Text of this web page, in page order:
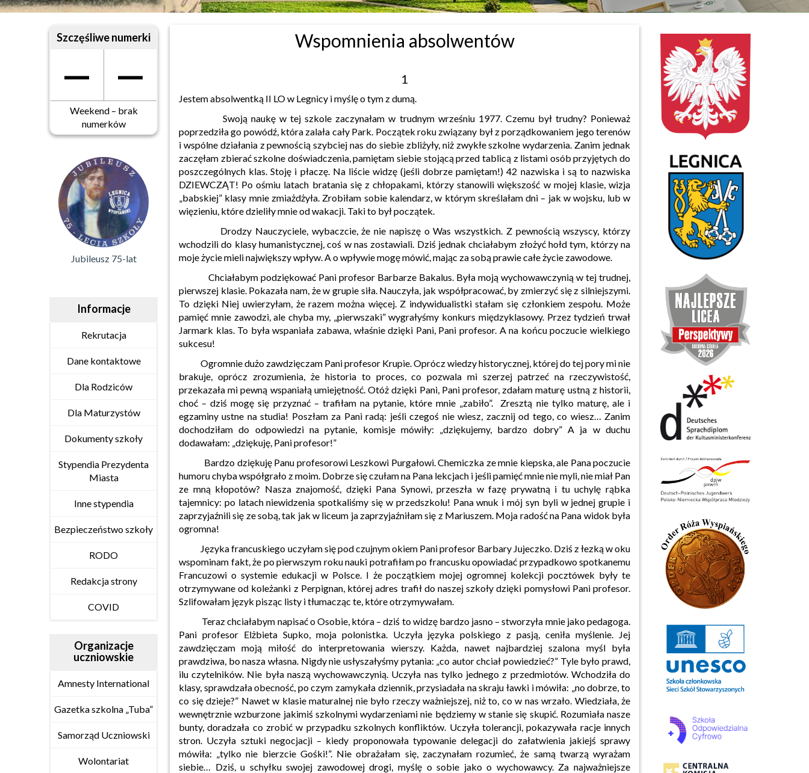
Szczęśliwe numerki
— —
Weekend – brak
numerków
Jubileusz 75-lat
Informacje
Rekrutacja
Dane kontaktowe
Dla Rodziców
Dla Maturzystów
Dokumenty szkoły
Stypendia Prezydenta
Miasta
Inne stypendia
Bezpieczeństwo szkoły
RODO
Redakcja strony
COVID
Organizacje
uczniowskie
Amnesty International
Gazetka szkolna „Tuba”
Samorząd Uczniowski
Wolontariat
Wspomnienia absolwentów
1
Jestem absolwentką II LO w Legnicy i myślę o tym z dumą.
Swoją naukę w tej szkole zaczynałam w trudnym wrześniu 1977. Czemu był trudny? Ponieważ
poprzedziła go powódź, która zalała cały Park. Początek roku związany był z porządkowaniem jego terenów
i wspólne działania z pewnością szybciej nas do siebie zbliżyły, niż zwykłe szkolne wydarzenia. Zanim jednak
zaczęłam zbierać szkolne doświadczenia, pamiętam siebie stojącą przed tablicą z listami osób przyjętych do
poszczególnych klas. Stoję i płaczę. Na liście widzę (jeśli dobrze pamiętam!) 42 nazwiska i są to nazwiska
DZIEWCZĄT! Po ośmiu latach bratania się z chłopakami, którzy stanowili większość w mojej klasie, wizja
„babskiej” klasy mnie zmiażdżyła. Zrobiłam sobie kalendarz, w którym skreślałam dni – jak w wojsku, lub w
więzieniu, które dzieliły mnie od wakacji. Taki to był początek.
Drodzy Nauczyciele, wybaczcie, że nie napiszę o Was wszystkich. Z pewnością wszyscy, którzy
wchodzili do klasy humanistycznej, coś w nas zostawiali. Dziś jednak chciałabym złożyć hołd tym, którzy na
moje życie mieli największy wpływ. A o wpływie mogę mówić, mając za sobą prawie całe życie zawodowe.
Chciałabym podziękować Pani profesor Barbarze Bakalus. Była moją wychowawczynią w tej trudnej,
pierwszej klasie. Pokazała nam, że w grupie siła. Nauczyła, jak współpracować, by zmierzyć się z silniejszymi.
To dzięki Niej uwierzyłam, że razem można więcej. Z indywidualistki stałam się członkiem zespołu. Może
pamięć mnie zawodzi, ale chyba my, „pierwszaki” wygrałyśmy konkurs międzyklasowy. Przez tydzień trwał
Jarmark klas. To była wspaniała zabawa, właśnie dzięki Pani, Pani profesor. A na końcu poczucie wielkiego
sukcesu!
Ogromnie dużo zawdzięczam Pani profesor Krupie. Oprócz wiedzy historycznej, której do tej pory mi nie
brakuje, oprócz zrozumienia, że historia to proces, co pozwala mi szerzej patrzeć na rzeczywistość,
przekazała mi pewną wspaniałą umiejętność. Otóż dzięki Pani, Pani profesor, zdałam maturę ustną z historii,
choć – dziś mogę się przyznać – trafiłam na pytanie, które mnie „zabiło”. Zresztą nie tylko maturę, ale i
egzaminy ustne na studia! Poszłam za Pani radą: jeśli czegoś nie wiesz, zacznij od tego, co wiesz… Zanim
dochodziłam do odpowiedzi na pytanie, komisje mówiły: „dziękujemy, bardzo dobry” A ja w duchu
dodawałam: „dziękuję, Pani profesor!”
Bardzo dziękuję Panu profesorowi Leszkowi Purgałowi. Chemiczka ze mnie kiepska, ale Pana poczucie
humoru chyba współgrało z moim. Dobrze się czułam na Pana lekcjach i jeśli pamięć mnie nie myli, nie miał Pan
ze mną kłopotów? Nasza znajomość, dzięki Pana Synowi, przeszła w fazę prywatną i tu uchylę rąbka
tajemnicy: po latach niewidzenia spotkaliśmy się w przedszkolu! Pana wnuk i mój syn byli w jednej grupie i
zaprzyjaźnili się ze sobą, tak jak w liceum ja zaprzyjaźniłam się z Mariuszem. Moja radość na Pana widok była
ogromna!
Języka francuskiego uczyłam się pod czujnym okiem Pani profesor Barbary Jujeczko. Dziś z łezką w oku
wspominam fakt, że po pierwszym roku nauki potrafiłam po francusku opowiadać przypadkowo spotkanemu
Francuzowi o systemie edukacji w Polsce. I że początkiem mojej ogromnej kolekcji pocztówek były te
otrzymywane od koleżanki z Perpignan, której adres trafił do naszej szkoły dzięki pomysłowi Pani profesor.
Szlifowałam język pisząc listy i tłumacząc te, które otrzymywałam.
Teraz chciałabym napisać o Osobie, która – dziś to widzę bardzo jasno – stworzyła mnie jako pedagoga.
Pani profesor Elżbieta Supko, moja polonistka. Uczyła języka polskiego z pasją, ceniła myślenie. Jej
zawdzięczam moją miłość do interpretowania wierszy. Każda, nawet najbardziej szalona myśl była
prawdziwa, bo nasza własna. Nigdy nie usłyszałyśmy pytania: „co autor chciał powiedzieć?” Tyle było prawd,
ilu czytelników. Nie była naszą wychowawczynią. Uczyła nas tylko jednego z przedmiotów. Wchodziła do
klasy, sprawdzała obecność, po czym zamykała dziennik, przysiadała na skraju ławki i mówiła: „no dobrze, to
co się dzieje?” Nawet w klasie maturalnej nie było rzeczy ważniejszej, niż to, co w nas wrzało. Wiedziała, że
wewnętrznie wzburzone jakimiś szkolnymi wydarzeniami nie będziemy w stanie się skupić. Rozumiała nasze
bunty, doradzała co zrobić w przypadku szkolnych konfliktów. Uczyła tolerancji, pokazywała racje innych
stron. Uczyła sztuki negocjacji – kiedy proponowała typowanie delegacji do załatwienia jakiejś sprawy
mówiła: „tylko nie bierzcie Gośki!”. Nie obrażałam się, zaczynałam rozumieć, że samą twarzą wyrażam
siebie… Dziś, u schyłku swojej zawodowej drogi, myślę o sobie jako o wychowawcy. Za najważniejsze